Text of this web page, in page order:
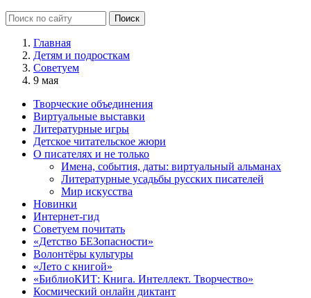
Главная
Детям и подросткам
Советуем
9 мая
Творческие объединения
Виртуальные выставки
Литературные игры
Детское читательское жюри
О писателях и не только
Имена, события, даты: виртуальный альманах
Литературные усадьбы русских писателей
Мир искусства
Новинки
Интернет-гид
Советуем почитать
«Детство БЕЗопасности»
Волонтёры культуры
«Лето с книгой»
«БиблиоКИТ: Книга. Интеллект. Творчество»
Космический онлайн диктант